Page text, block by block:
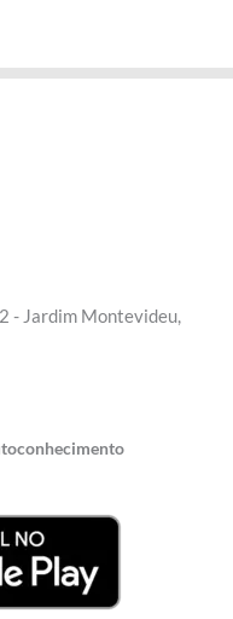
- Jardim Montevideu,